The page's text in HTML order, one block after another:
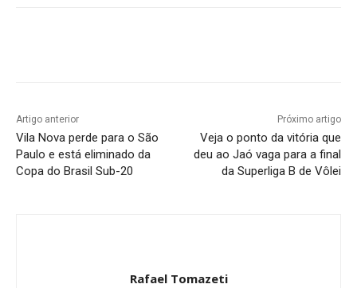
Artigo anterior
Vila Nova perde para o São
Paulo e está eliminado da
Copa do Brasil Sub-20
Próximo artigo
Veja o ponto da vitória que
deu ao Jaó vaga para a final
da Superliga B de Vôlei
Rafael Tomazeti